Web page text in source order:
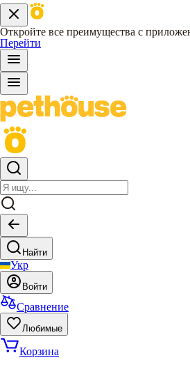
Откройте все преимущества с
Перейти
Найти
Укр
Войти
Сравнение
Любимые
Корзина